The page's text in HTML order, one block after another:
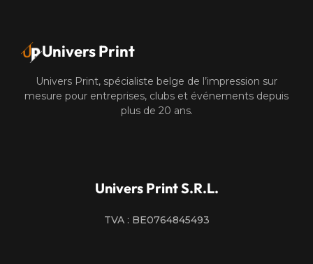
Univers Print
Univers Print, spécialiste belge de l’impression sur
mesure pour entreprises, clubs et événements depuis
plus de 20 ans.
Univers Print S.R.L.
TVA : BE0764845493